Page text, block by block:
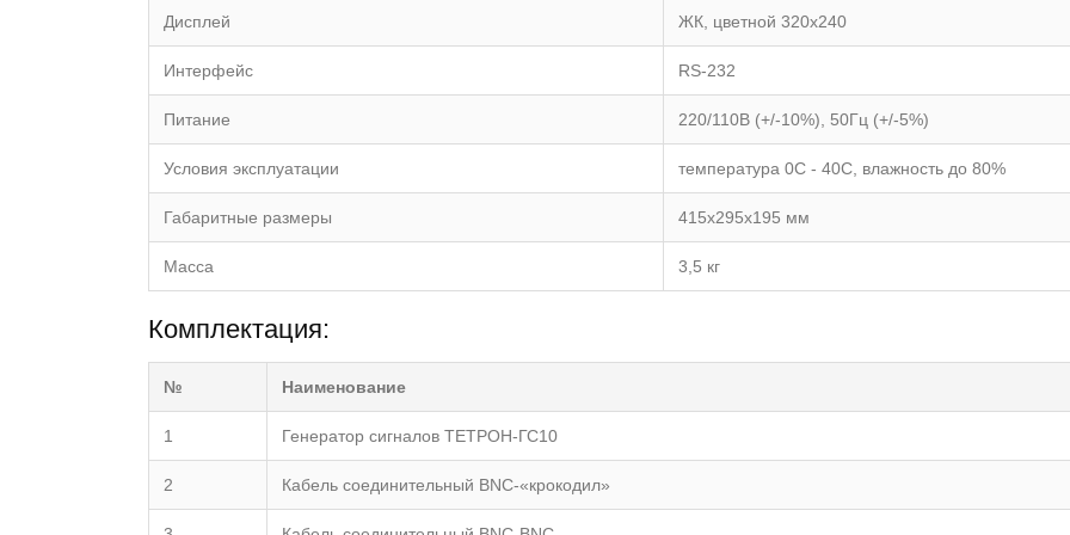
Дисплей ЖК, цветной 320х240
Интерфейс RS-232
Питание 220/110В (+/-10%), 50Гц (+/-5%)
Условия эксплуатации температура 0C - 40C, влажность до 80%
Габаритные размеры 415х295х195 мм
Масса 3,5 кг
Комплектация:
№ Наименование
1 Генератор сигналов ТЕТРОН-ГС10
2 Кабель соединительный BNC-«крокодил»